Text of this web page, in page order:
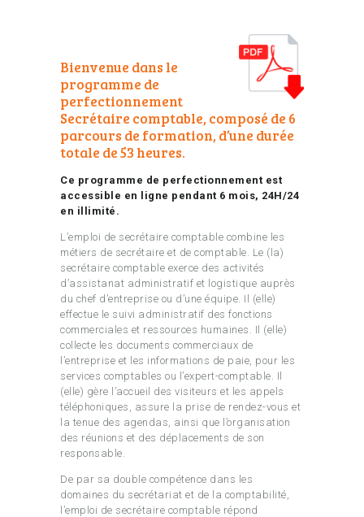
Bienvenue dans le
programme de
perfectionnement
Secrétaire comptable, composé de 6
parcours de formation, d’une durée
totale de 53 heures.
Ce programme de perfectionnement est
accessible en ligne pendant 6 mois, 24H/24
en illimité.
L’emploi de secrétaire comptable combine les
métiers de secrétaire et de comptable. Le (la)
secrétaire comptable exerce des activités
d’assistanat administratif et logistique auprès
du chef d’entreprise ou d’une équipe. Il (elle)
effectue le suivi administratif des fonctions
commerciales et ressources humaines. Il (elle)
collecte les documents commerciaux de
l’entreprise et les informations de paie, pour les
services comptables ou l’expert-comptable. Il
(elle) gère l’accueil des visiteurs et les appels
téléphoniques, assure la prise de rendez-vous et
la tenue des agendas, ainsi que l’organisation
des réunions et des déplacements de son
responsable.
De par sa double compétence dans les
domaines du secrétariat et de la comptabilité,
l’emploi de secrétaire comptable répond